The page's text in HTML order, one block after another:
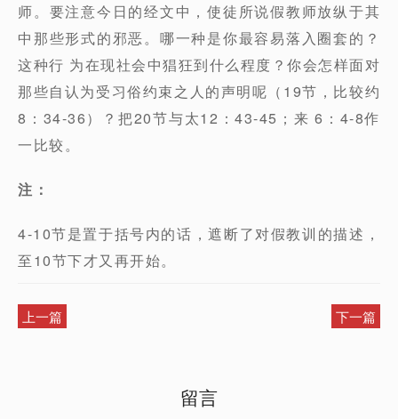
师。要注意今日的经文中，使徒所说假教师放纵于其
中那些形式的邪恶。哪一种是你最容易落入圈套的？
这种行 为在现社会中猖狂到什么程度？你会怎样面对
那些自认为受习俗约束之人的声明呢（19节，比较约
8：34-36）？把20节与太12：43-45；来 6：4-8作
一比较。
注：
4-10节是置于括号内的话，遮断了对假教训的描述，
至10节下才又再开始。
上一篇 下一篇
留言